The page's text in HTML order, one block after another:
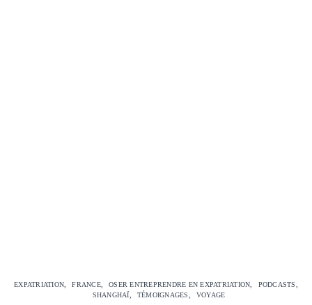
EXPATRIATION FRANCE OSER ENTREPRENDRE EN EXPATRIATION
PODCASTS
SHANGHAÏ
TÉMOIGNAGES VOYAGE